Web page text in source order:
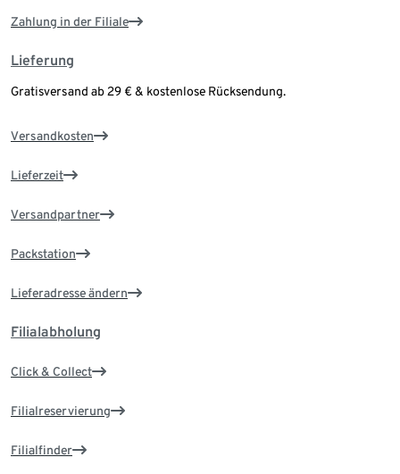
Zahlung in der Filiale
Lieferung
Gratisversand ab 29 € & kostenlose Rücksendung.
Versandkosten
Lieferzeit
Versandpartner
Packstation
Lieferadresse ändern
Filialabholung
Click & Collect
Filialreservierung
Filialfinder